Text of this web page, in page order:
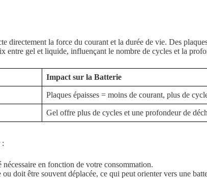
directement la force du courant et la durée de vie. Des
entre gel et liquide, influençant le nombre de cycles et la
Impact sur la Batterie
Plaques épaisses = moins de courant, plus de
Gel offre plus de cycles et une profondeur de
:
nécessaire en fonction de votre consommation.
doit être souvent déplacée, ce qui peut orienter vers une